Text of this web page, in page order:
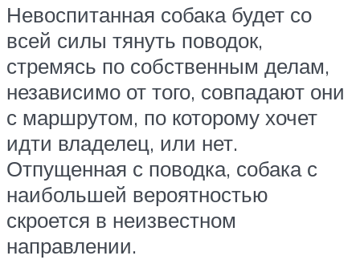
Невоспитанная собака будет со
всей силы тянуть поводок,
стремясь по собственным делам,
независимо от того, совпадают они
с маршрутом, по которому хочет
идти владелец, или нет.
Отпущенная с поводка, собака с
наибольшей вероятностью
скроется в неизвестном
направлении.